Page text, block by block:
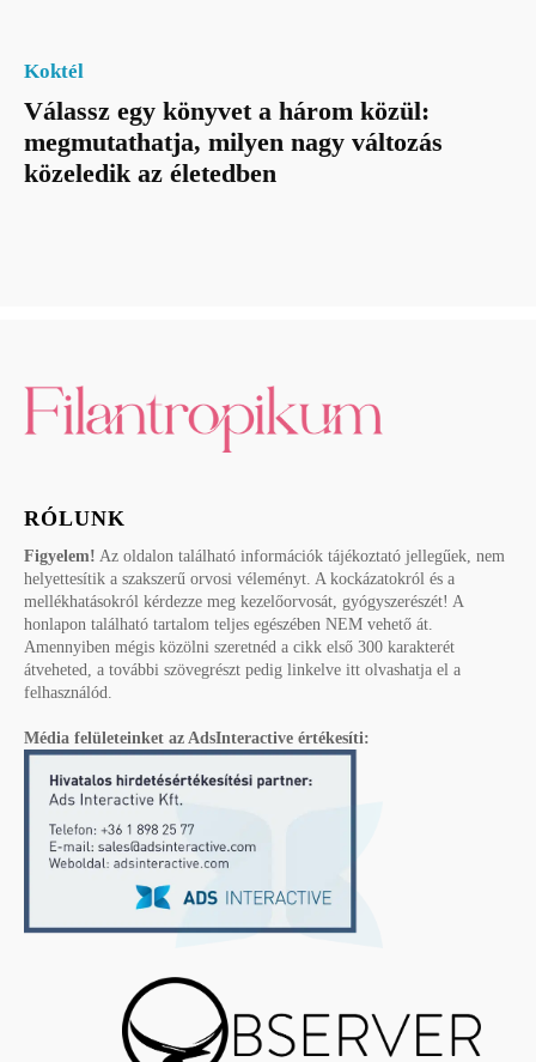
Koktél
Válassz egy könyvet a három közül:
megmutathatja, milyen nagy változás
közeledik az életedben
RÓLUNK
Figyelem! Az oldalon található információk tájékoztató jellegűek, nem
helyettesítik a szakszerű orvosi véleményt. A kockázatokról és a
mellékhatásokról kérdezze meg kezelőorvosát, gyógyszerészét! A
honlapon található tartalom teljes egészében NEM vehető át.
Amennyiben mégis közölni szeretnéd a cikk első 300 karakterét
átveheted, a további szövegrészt pedig linkelve itt olvashatja el a
felhasználód.
Média felületeinket az AdsInteractive értékesíti: